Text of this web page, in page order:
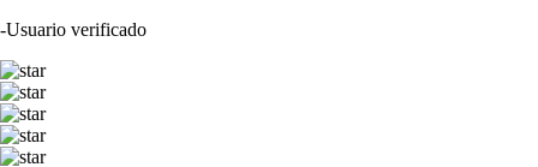
-Usuario verificado